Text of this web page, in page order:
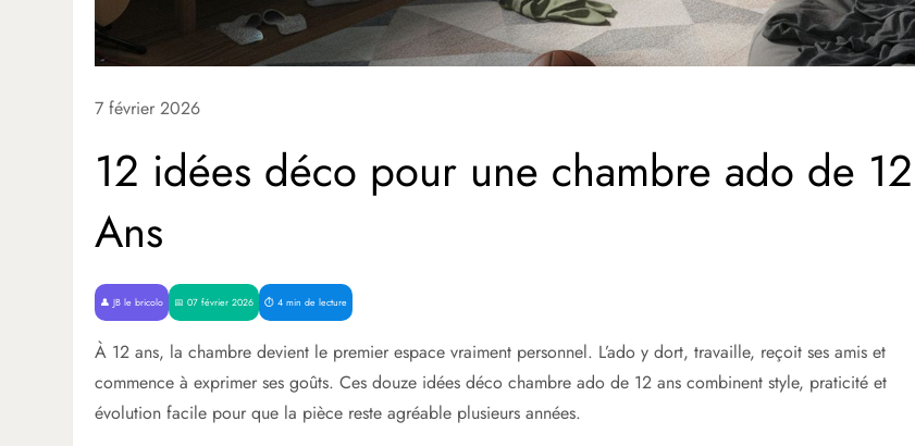
7 février 2026
12 idées déco pour une chambre ado de 12
Ans
👤 JB le bricolo 📅 07 février 2026 ⏱️ 4 min de lecture
À 12 ans, la chambre devient le premier espace vraiment personnel. L’ado y dort, travaille, reçoit ses amis et
commence à exprimer ses goûts. Ces douze idées déco chambre ado de 12 ans combinent style, praticité et
évolution facile pour que la pièce reste agréable plusieurs années.